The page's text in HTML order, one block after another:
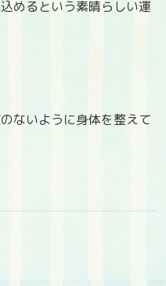
めるという素晴らしい運
ないように身体を整えて